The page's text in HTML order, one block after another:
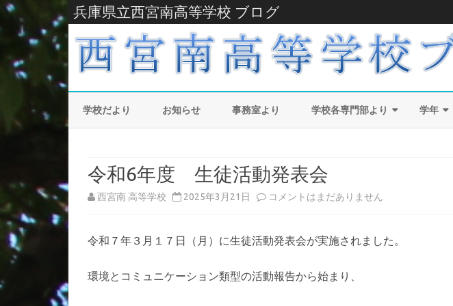
兵庫県立西宮南高等学校 ブログ
学校だより お知らせ 事務室より 学校各専門部より
教務部より
総務部より
学年
令和6年度 生徒活動発表会
西宮南 高等学校 2025年3月21日 令
6
コメントはまだありません
令和７年３月１７日（月）に生徒活動発表会が実施されました。
環境とコミュニケーション類型の活動報告から始まり、